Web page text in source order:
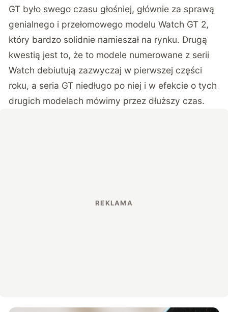
GT było swego czasu głośniej, głównie za sprawą
genialnego i przełomowego modelu Watch GT 2,
który bardzo solidnie namieszał na rynku. Drugą
kwestią jest to, że to modele numerowane z serii
Watch debiutują zazwyczaj w pierwszej części
roku, a seria GT niedługo po niej i w efekcie o tych
drugich modelach mówimy przez dłuższy czas.